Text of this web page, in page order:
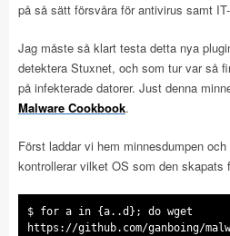
på så sätt försvåra för antivirus samt
Jag måste så klart testa detta nya
detektera Stuxnet, och som tur var så
på infekterade datorer. Just denna
Malware Cookbook.
Först laddar vi hem minnesdumpen
kontrollerar vilket OS som den skapats
$ for a in {a..d}; do wget
https://github.com/ganboing/